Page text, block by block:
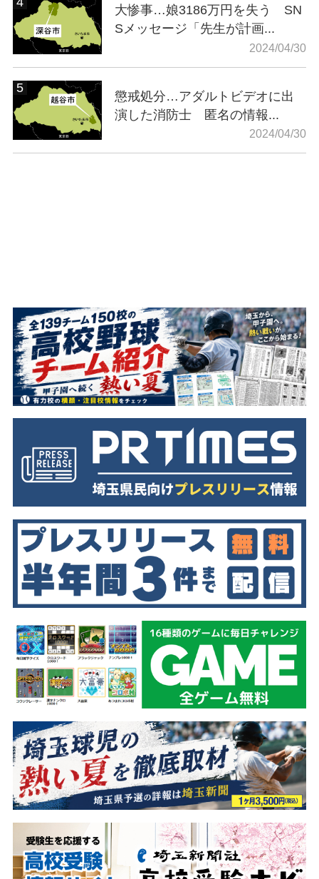
大惨事…娘3186万円を失う SN
Sメッセージ「先生が計画...
2024/04/30
懲戒処分…アダルトビデオに出
演した消防士 匿名の情報...
2024/04/30